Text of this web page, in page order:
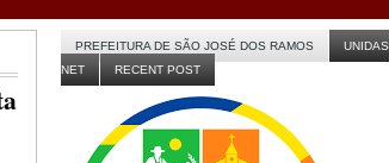
PREFEITURA DE SÃO JOSÉ DOS RAMOS
UNIDAS
NET
RECENT POST